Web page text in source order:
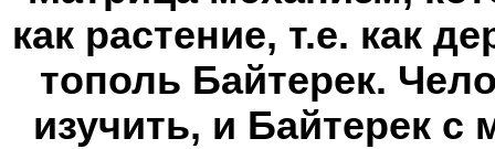
как растение, т.е. как
тополь Байтерек.
изучить, и Байтерек